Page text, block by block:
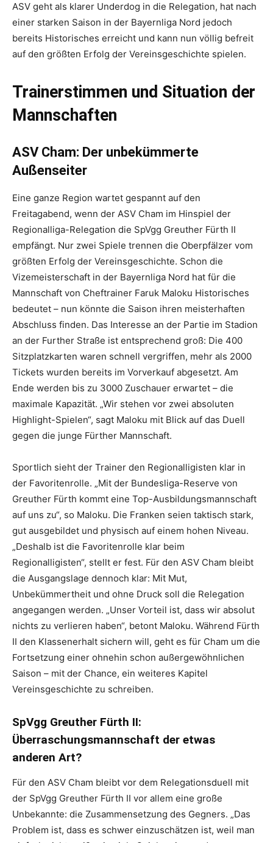
ASV geht als klarer Underdog in die Relegation, hat nach
einer starken Saison in der Bayernliga Nord jedoch
bereits Historisches erreicht und kann nun völlig befreit
auf den größten Erfolg der Vereinsgeschichte spielen.
Trainerstimmen und Situation der
Mannschaften
ASV Cham: Der unbekümmerte
Außenseiter
Eine ganze Region wartet gespannt auf den
Freitagabend, wenn der ASV Cham im Hinspiel der
Regionalliga-Relegation die SpVgg Greuther Fürth II
empfängt. Nur zwei Spiele trennen die Oberpfälzer vom
größten Erfolg der Vereinsgeschichte. Schon die
Vizemeisterschaft in der Bayernliga Nord hat für die
Mannschaft von Cheftrainer Faruk Maloku Historisches
bedeutet – nun könnte die Saison ihren meisterhaften
Abschluss finden. Das Interesse an der Partie im Stadion
an der Further Straße ist entsprechend groß: Die 400
Sitzplatzkarten waren schnell vergriffen, mehr als 2000
Tickets wurden bereits im Vorverkauf abgesetzt. Am
Ende werden bis zu 3000 Zuschauer erwartet – die
maximale Kapazität. „Wir stehen vor zwei absoluten
Highlight-Spielen“, sagt Maloku mit Blick auf das Duell
gegen die junge Fürther Mannschaft.
Sportlich sieht der Trainer den Regionalligisten klar in
der Favoritenrolle. „Mit der Bundesliga-Reserve von
Greuther Fürth kommt eine Top-Ausbildungsmannschaft
auf uns zu“, so Maloku. Die Franken seien taktisch stark,
gut ausgebildet und physisch auf einem hohen Niveau.
„Deshalb ist die Favoritenrolle klar beim
Regionalligisten“, stellt er fest. Für den ASV Cham bleibt
die Ausgangslage dennoch klar: Mit Mut,
Unbekümmertheit und ohne Druck soll die Relegation
angegangen werden. „Unser Vorteil ist, dass wir absolut
nichts zu verlieren haben“, betont Maloku. Während Fürth
II den Klassenerhalt sichern will, geht es für Cham um die
Fortsetzung einer ohnehin schon außergewöhnlichen
Saison – mit der Chance, ein weiteres Kapitel
Vereinsgeschichte zu schreiben.
SpVgg Greuther Fürth II:
Überraschungsmannschaft der etwas
anderen Art?
Für den ASV Cham bleibt vor dem Relegationsduell mit
der SpVgg Greuther Fürth II vor allem eine große
Unbekannte: die Zusammensetzung des Gegners. „Das
Problem ist, dass es schwer einzuschätzen ist, weil man